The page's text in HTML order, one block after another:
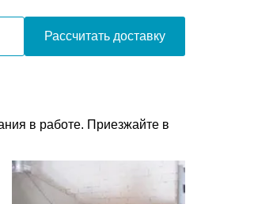
Рассчитать доставку
в работе. Приезжайте в